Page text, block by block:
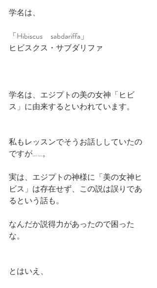
学名は、
「Hibiscus　sabdariffa」
ヒビスクス・サブダリファ
学名は、エジプトの美の女神「ヒビ
ス」に由来するといわれています。
私もレッスンでそうお話ししていたの
ですが……。
実は、エジプトの神様に「美の女神ヒ
ビス」は存在せず、この説は誤りであ
るという話も。
なんだか説得力があったので困った
な。
とはいえ、